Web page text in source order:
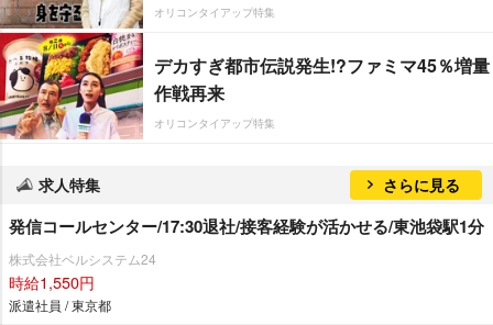
オリコンタイアップ特集
デカすぎ都市伝説発生!?ファミマ45％増量
作戦再来
オリコンタイアップ特集
求人特集 さらに見る
発信コールセンター/17:30退社/接客経験が活かせる/東池袋駅1分
株式会社ベルシステム24
時給1,550円
派遣社員 / 東京都